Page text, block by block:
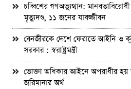
চব্বিশের গণঅভ্যুত্থান:
মৃত্যুদণ্ড, ১১ জনের যাবজ্জীবন
বেনজীরকে দেশে ফেরাতে আইনি ও
সরকার : স্বরাষ্ট্রমন্ত্রী
ভোক্তা অধিকার আইনে অপরাধীর হয়
জরিমানার অর্থ